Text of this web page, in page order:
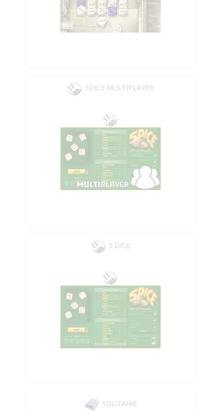
5DICE MULTIPLAYER
5 DICE
SOLITAIRE